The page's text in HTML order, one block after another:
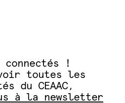
connectés !
toutes les
du CEAAC,
à la newsletter